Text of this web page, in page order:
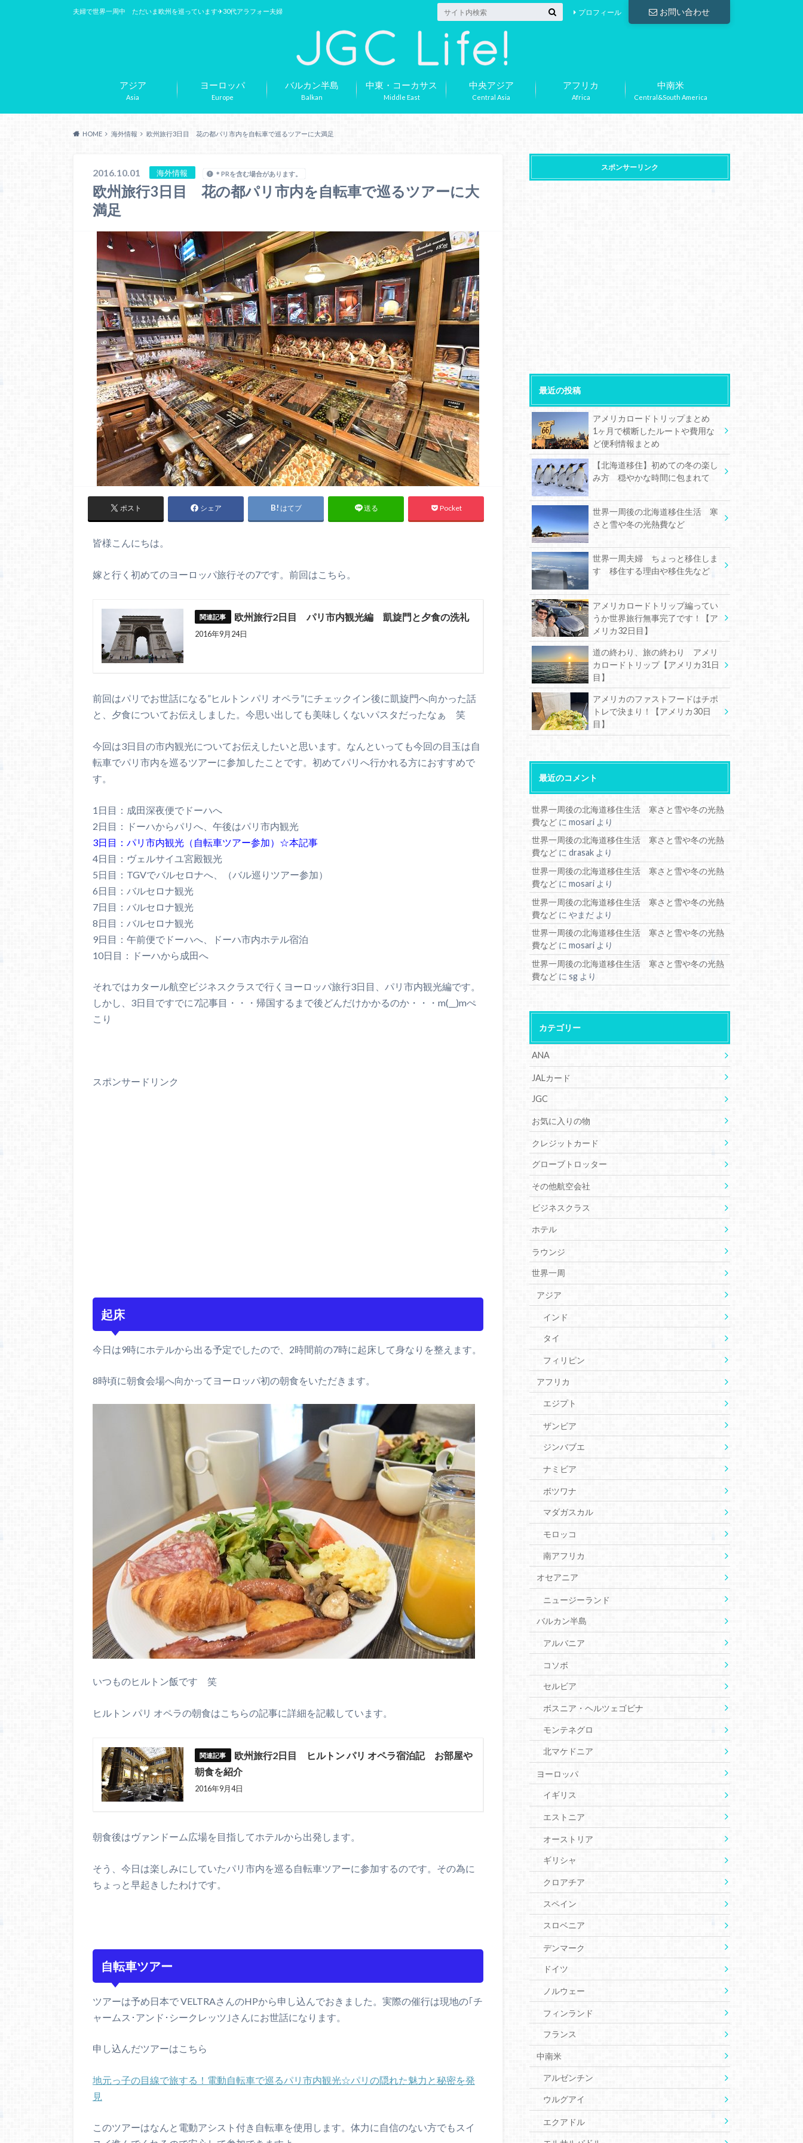
夫婦で世界一周中 ただいま欧州を巡っています✈︎30代アラフォー夫婦 お問い合わせ
プロフィール
Asia
アジア
Europe
ヨーロッパ
Balkan
バルカン半島
Middle East
中東・コーカサス
Central Asia
中央アジア
Africa
アフリカ
Central&South America
中南米
HOME 海外情報 欧州旅行3日目 花の都パリ市内を自転車で巡るツアーに大満足
2016.10.01 海外情報 ＊PRを含む場合があります。
欧州旅行3日目 花の都パリ市内を自転車で巡るツアーに大
満足
ポスト シェア はてブ 送る Pocket
皆様こんにちは。
嫁と行く初めてのヨーロッパ旅行その7です。前回はこちら。
欧州旅行2日目 パリ市内観光編 凱旋門と夕食の洗礼
2016年9月24日
前回はパリでお世話になる”ヒルトン パリ オペラ”にチェックイン後に凱旋門へ向かった話
と、夕食についてお伝えしました。今思い出しても美味しくないパスタだったなぁ 笑
今回は3日目の市内観光についてお伝えしたいと思います。なんといっても今回の目玉は自
転車でパリ市内を巡るツアーに参加したことです。初めてパリへ行かれる方におすすめで
す。
1日目：成田深夜便でドーハへ
2日目：ドーハからパリへ、午後はパリ市内観光
3日目：パリ市内観光（自転車ツアー参加）☆本記事
4日目：ヴェルサイユ宮殿観光
5日目：TGVでバルセロナへ、（バル巡りツアー参加）
6日目：バルセロナ観光
7日目：バルセロナ観光
8日目：バルセロナ観光
9日目：午前便でドーハへ、ドーハ市内ホテル宿泊
10日目：ドーハから成田へ
それではカタール航空ビジネスクラスで行くヨーロッパ旅行3日目、パリ市内観光編です。
しかし、3日目ですでに7記事目・・・帰国するまで後どんだけかかるのか・・・m(__)mぺ
こり
スポンサードリンク
起床
今日は9時にホテルから出る予定でしたので、2時間前の7時に起床して身なりを整えます。
8時頃に朝食会場へ向かってヨーロッパ初の朝食をいただきます。
いつものヒルトン飯です 笑
ヒルトン パリ オペラの朝食はこちらの記事に詳細を記載しています。
欧州旅行2日目 ヒルトン パリ オペラ宿泊記 お部屋や
朝食を紹介
2016年9月4日
朝食後はヴァンドーム広場を目指してホテルから出発します。
そう、今日は楽しみにしていたパリ市内を巡る自転車ツアーに参加するのです。その為に
ちょっと早起きしたわけです。
自転車ツアー
ツアーは予め日本で VELTRAさんのHPから申し込んでおきました。実際の催行は現地の｢チ
ャームス･アンド･シークレッツ｣さんにお世話になります。
申し込んだツアーはこちら
地元っ子の目線で旅する！電動自転車で巡るパリ市内観光☆パリの隠れた魅力と秘密を発
見
このツアーはなんと電動アシスト付き自転車を使用します。体力に自信のない方でもスイ
スポンサーリンク
最近の投稿
アメリカロードトリップまとめ
1ヶ月で横断したルートや費用な
ど便利情報まとめ
【北海道移住】初めての冬の楽し
み方 穏やかな時間に包まれて
世界一周後の北海道移住生活 寒
さと雪や冬の光熱費など
世界一周夫婦 ちょっと移住しま
す 移住する理由や移住先など
アメリカロードトリップ編ってい
うか世界旅行無事完了です！【ア
メリカ32日目】
道の終わり、旅の終わり アメリ
カロードトリップ【アメリカ31日
目】
アメリカのファストフードはチポ
トレで決まり！【アメリカ30日
目】
最近のコメント
世界一周後の北海道移住生活 寒さと雪や冬の光熱
費など にmosari より
世界一周後の北海道移住生活 寒さと雪や冬の光熱
費など にdrasak より
世界一周後の北海道移住生活 寒さと雪や冬の光熱
費など にmosari より
世界一周後の北海道移住生活 寒さと雪や冬の光熱
費など にやまだ より
世界一周後の北海道移住生活 寒さと雪や冬の光熱
費など にmosari より
世界一周後の北海道移住生活 寒さと雪や冬の光熱
費など にsg より
カテゴリー
ANA
JALカード
JGC
お気に入りの物
クレジットカード
グローブトロッター
その他航空会社
ビジネスクラス
ホテル
ラウンジ
世界一周
アジア
インド
タイ
フィリピン
アフリカ
エジプト
ザンビア
ジンバブエ
ナミビア
ボツワナ
マダガスカル
モロッコ
南アフリカ
オセアニア
ニュージーランド
バルカン半島
アルバニア
コソボ
セルビア
ボスニア・ヘルツェゴビナ
モンテネグロ
北マケドニア
ヨーロッパ
イギリス
エストニア
オーストリア
ギリシャ
クロアチア
スペイン
スロベニア
デンマーク
ドイツ
ノルウェー
フィンランド
フランス
中南米
アルゼンチン
ウルグアイ
エクアドル